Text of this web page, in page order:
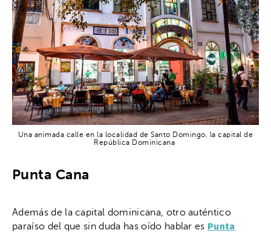
Una animada calle en la localidad de Santo Domingo, la capital de
República Dominicana
Punta Cana
Además de la capital dominicana, otro auténtico
paraíso del que sin duda has oído hablar es Punta